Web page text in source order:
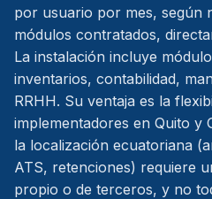
por usuario por mes, según
módulos contratados,
La instalación incluye
inventarios, contabilidad,
RRHH. Su ventaja es la
implementadores en Quito y
la localización ecuatoriana
ATS, retenciones) requiere
propio o de terceros, y no